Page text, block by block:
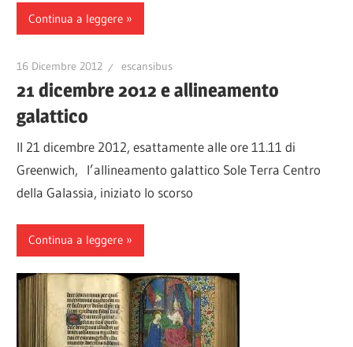
Continua a leggere
16 Dicembre 2012 escansibus
21 dicembre 2012 e allineamento
galattico
Il 21 dicembre 2012, esattamente alle ore 11.11 di
Greenwich, l’allineamento galattico Sole Terra Centro
della Galassia, iniziato lo scorso
Continua a leggere